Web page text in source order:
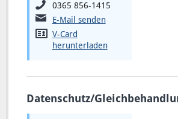
0365 856-1415
E-Mail senden
V-Card
herunterladen
Datenschutz/